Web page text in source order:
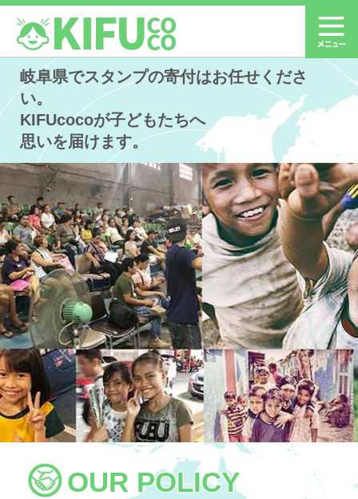
岐阜県でスタンプの寄付はお任せくださ
い。
KIFUcocoが子どもたちへ
思いを届けます。
OUR POLICY